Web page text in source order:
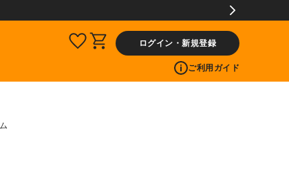
ログイン・新規登録
ご利用ガイド